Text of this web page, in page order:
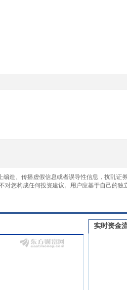
编造、传播虚假信息或者误导性信息，扰乱证
对您构成任何投资建议。用户应基于自己的独
实时资金